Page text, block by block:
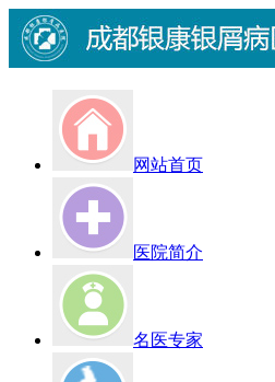
网站首页
医院简介
名医专家